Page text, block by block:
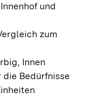
und
zum
Innen
Bedürfnisse